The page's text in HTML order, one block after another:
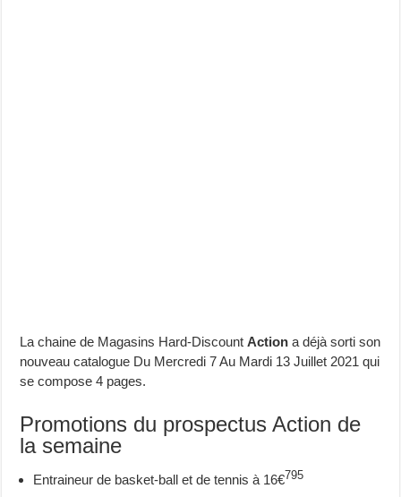
La chaine de Magasins Hard-DiscountAction a déjà sorti son
nouveau catalogue Du Mercredi 7 Au Mardi 13 Juillet 2021 qui
se compose 4 pages.
Promotions du prospectus Action de
la semaine
Entraineur de basket-ball et de tennis à 16€795